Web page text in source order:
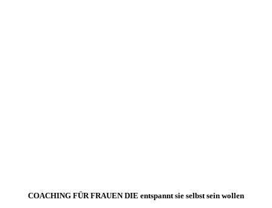
COACHING FÜR FRAUEN DIE entspannt sie selbst sein wollen